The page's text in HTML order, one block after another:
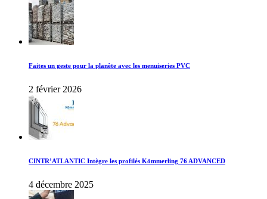
Faites un geste pour la planète avec les menuiseries PVC
2 février 2026
CINTR’ATLANTIC Intègre les profilés Kömmerling 76 ADVANCED
4 décembre 2025